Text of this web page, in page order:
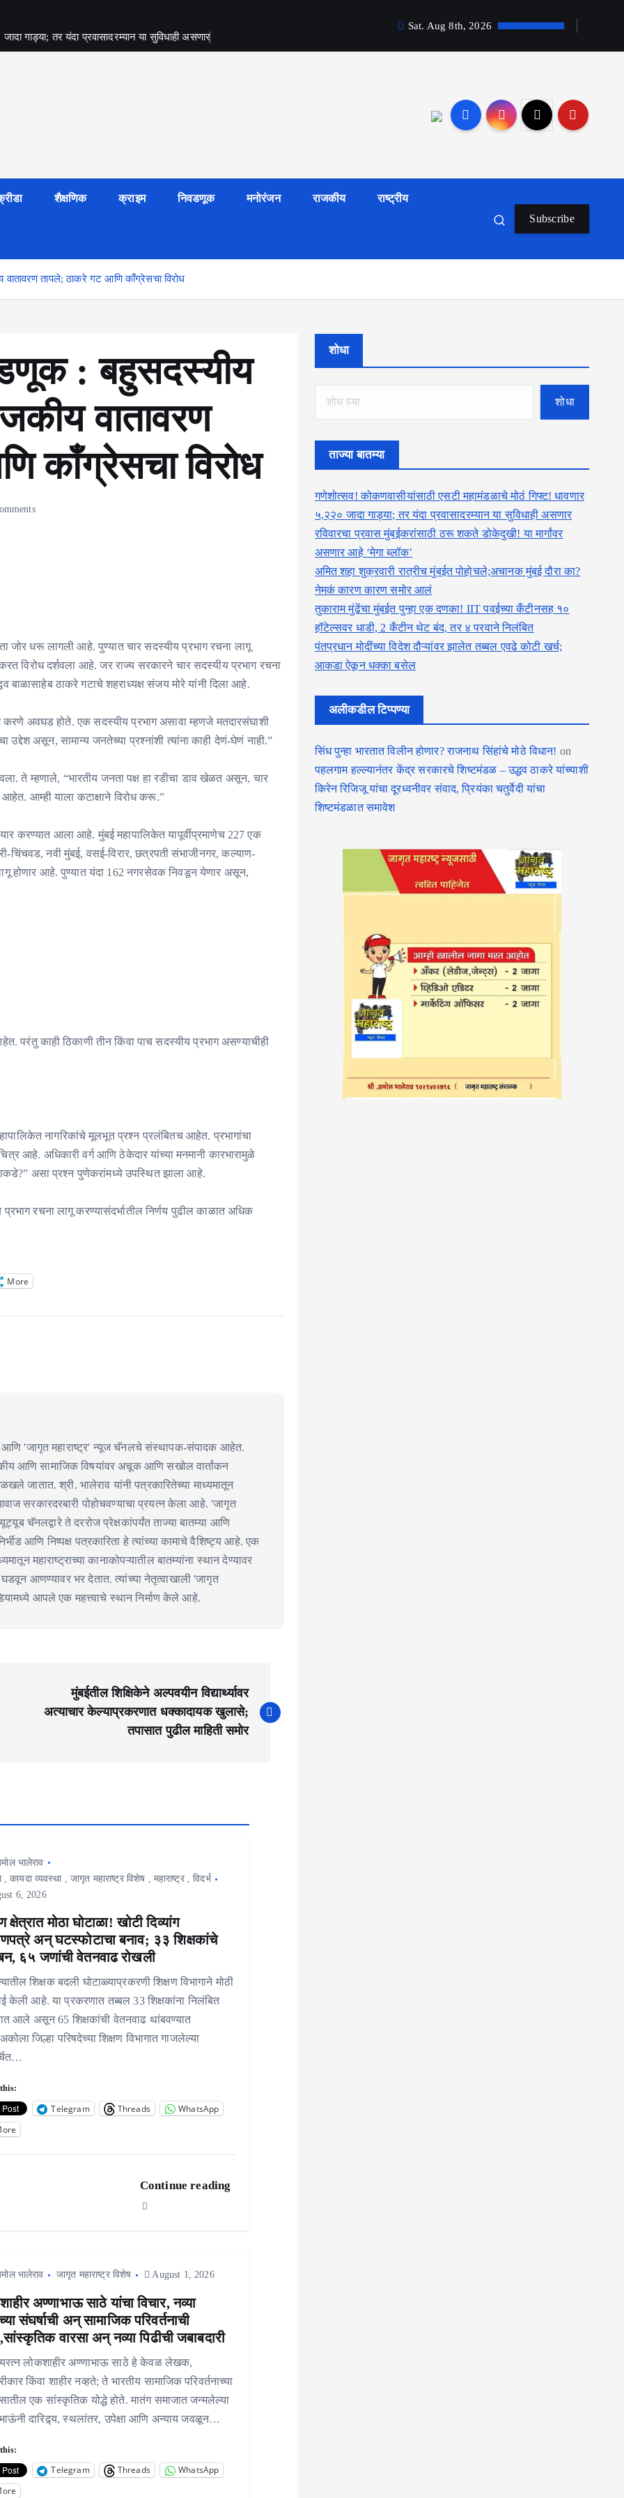
गाड्या; तर यंदा प्रवासादरम्यान या सुविधाही असणार
Sat. Aug 8th, 2026
शैक्षणिक क्राइम निवडणूक मनोरंजन राजकीय राष्ट्रीय
Subscribe
तापले; ठाकरे गट आणि काँग्रेसचा विरोध
: बहुसदस्यीय
वातावरण
काँग्रेसचा विरोध
जोर धरू लागली आहे. पुण्यात चार सदस्यीय प्रभाग रचना लागू
विरोध दर्शवला आहे. जर राज्य सरकारने चार सदस्यीय प्रभाग रचना
बाळासाहेब ठाकरे गटाचे शहराध्यक्ष संजय मोरे यांनी दिला आहे.
अवघड होते. एक सदस्यीय प्रभाग असावा म्हणजे मतदारसंघाशी
उद्देश असून, सामान्य जनतेच्या प्रश्नांशी त्यांना काही देणं-घेणं नाही.”
ते म्हणाले, “भारतीय जनता पक्ष हा रडीचा डाव खेळत असून, चार
आम्ही याला कटाक्षाने विरोध करू.”
करण्यात आला आहे. मुंबई महापालिकेत यापूर्वीप्रमाणेच 227 एक
चिंचवड, नवी मुंबई, वसई-विरार, छत्रपती संभाजीनगर, कल्याण-
होणार आहे. पुण्यात यंदा 162 नगरसेवक निवडून येणार असून,
परंतु काही ठिकाणी तीन किंवा पाच सदस्यीय प्रभाग असण्याचीही
नागरिकांचे मूलभूत प्रश्न प्रलंबितच आहेत. प्रभागांचा
आहे. अधिकारी वर्ग आणि ठेकेदार यांच्या मनमानी कारभारामुळे
असा प्रश्न पुणेकरांमध्ये उपस्थित झाला आहे.
रचना लागू करण्यासंदर्भातील निर्णय पुढील काळात अधिक
More
आणि 'जागृत महाराष्ट्र' न्यूज चॅनलचे संस्थापक-संपादक आहेत.
आणि सामाजिक विषयांवर अचूक आणि सखोल वार्तांकन
जातात. श्री. भालेराव यांनी पत्रकारितेच्या माध्यमातून
सरकारदरबारी पोहोचवण्याचा प्रयत्न केला आहे. 'जागृत
चॅनलद्वारे ते दररोज प्रेक्षकांपर्यंत ताज्या बातम्या आणि
आणि निष्पक्ष पत्रकारिता हे त्यांच्या कामाचे वैशिष्ट्य आहे. एक
महाराष्ट्राच्या कानाकोपऱ्यातील बातम्यांना स्थान देण्यावर
घडवून आणण्यावर भर देतात. त्यांच्या नेतृत्वाखाली 'जागृत
आपले एक महत्त्वाचे स्थान निर्माण केले आहे.
मुंबईतील शिक्षिकेने अल्पवयीन विद्यार्थ्यावर
अत्याचार केल्याप्रकरणात धक्कादायक खुलासे;
तपासात पुढील माहिती समोर
भालेराव
,कायदा व्यवस्था,जागृत महाराष्ट्र विशेष , महाराष्ट्र,विदर्भ
6, 2026
क्षेत्रात मोठा घोटाळा! खोटी दिव्यांग
अन् घटस्फोटाचा बनाव; ३३ शिक्षकांचे
६५ जणांची वेतनवाढ रोखली
शिक्षक बदली घोटाळ्याप्रकरणी शिक्षण विभागाने मोठी
केली आहे. या प्रकरणात तब्बल 33 शिक्षकांना निलंबित
आले असून 65 शिक्षकांची वेतनवाढ थांबवण्यात
जिल्हा परिषदेच्या शिक्षण विभागात गाजलेल्या
Telegram Threads
WhatsApp
Continue reading
भालेराव जागृत महाराष्ट्र विशेष August 1, 2026
अण्णाभाऊ साठे यांचा विचार, नव्या
संघर्षाची अन् सामाजिक परिवर्तनाची
वारसा अन् नव्या पिढीची जबाबदारी
लोकशाहीर अण्णाभाऊ साठे हे केवळ लेखक,
किंवा शाहीर नव्हते; ते भारतीय सामाजिक परिवर्तनाच्या
एक सांस्कृतिक योद्धे होते. मातंग समाजात जन्मलेल्या
दारिद्र्य, स्थलांतर, उपेक्षा आणि अन्याय जवळून…
Telegram Threads
WhatsApp
शोधा
शोधा
ताज्या बातम्या
गणेशोत्सव! कोकणवासीयांसाठी एसटी महामंडळाचे मोठं गिफ्ट! धावणार
५,२२० जादा गाड्या; तर यंदा प्रवासादरम्यान या सुविधाही असणार
रविवारचा प्रवास मुंबईकरांसाठी ठरू शकते डोकेदुखी! या मार्गांवर
असणार आहे ‘मेगा ब्लॉक’
अमित शहा शुक्रवारी रात्रीच मुंबईत पोहोचले;अचानक मुंबई दौरा का?
नेमकं कारण कारण समोर आलं
तुकाराम मुंढेंचा मुंबईत पुन्हा एक दणका! IIT पवईच्या कँटीनसह १०
हॉटेल्सवर धाडी, 2 कँटीन थेट बंद, तर ४ परवाने निलंबित
पंतप्रधान मोदींच्या विदेश दौऱ्यांवर झालेत तब्बल एवढे कोटी खर्च;
आकडा ऐकून धक्का बसेल
अलीकडील टिप्पण्या
सिंध पुन्हा भारतात विलीन होणार? राजनाथ सिंहांचे मोठे विधान! on
पहलगाम हल्ल्यानंतर केंद्र सरकारचे शिष्टमंडळ – उद्धव ठाकरे यांच्याशी
किरेन रिजिजू यांचा दूरध्वनीवर संवाद, प्रियंका चतुर्वेदी यांचा
शिष्टमंडळात समावेश